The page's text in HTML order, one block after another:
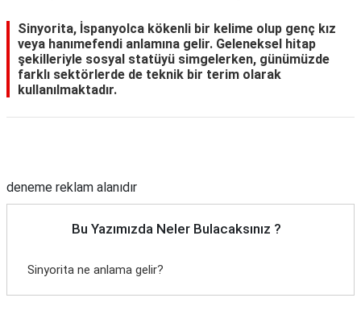
Sinyorita, İspanyolca kökenli bir kelime olup genç kız
veya hanımefendi anlamına gelir. Geleneksel hitap
şekilleriyle sosyal statüyü simgelerken, günümüzde
farklı sektörlerde de teknik bir terim olarak
kullanılmaktadır.
deneme reklam alanıdır
Bu Yazımızda Neler Bulacaksınız ?
Sinyorita ne anlama gelir?